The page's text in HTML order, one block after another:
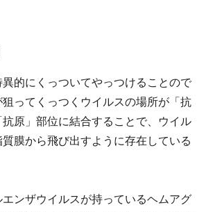
的にくっついてやっつけることので
ってくっつくウイルスの場所が「抗
原」部位に結合することで、ウイル
膜から飛び出すように存在している
ンザウイルスが持っているヘムアグ